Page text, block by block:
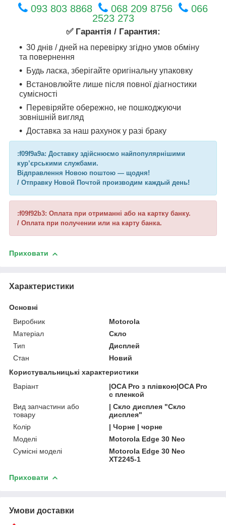
093 803 8868 068 209 8756
066
2523 273
✅ Гарантія / Гарантия:
30 днів / дней на перевірку згідно умов обміну
та повернення
Будь ласка, зберігайте оригінальну упаковку
Встановлюйте лише після повної діагностики
сумісності
Перевіряйте обережно, не пошкоджуючи
зовнішній вигляд
Доставка за наш рахунок у разі браку
:f09f9a9a: Доставку здійснюємо найпопулярнішими
кур’єрськими службами.
Відправлення Новою поштою — щодня!
/ Отправку Новой Почтой производим каждый день!
:f09f92b3: Оплата при отриманні або на картку банку.
/ Оплата при получении или на карту банка.
Приховати
Характеристики
Основні
Виробник
Motorola
Матеріал
Скло
Тип
Дисплей
Стан
Новий
Користувальницькі характеристики
Варіант
|OCA Pro з плівкою|OCA Pro
с пленкой
Вид запчастини або
товару
| Скло дисплея "Скло
дисплея"
Колір
| Чорне | чорне
Моделі
Motorola Edge 30 Neo
Сумісні моделі
Motorola Edge 30 Neo
XT2245-1
Приховати
Умови доставки